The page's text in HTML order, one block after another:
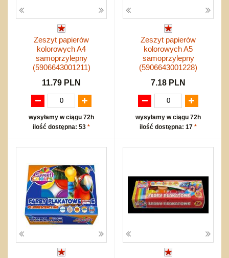
Zeszyt papierów
kolorowych A4
samoprzylepny
(5906643001211)
11.79 PLN
wysyłamy w ciągu 72h
ilość dostępna: 53 *
Zeszyt papierów
kolorowych A5
samoprzylepny
(5906643001228)
7.18 PLN
wysyłamy w ciągu 72h
ilość dostępna: 17 *